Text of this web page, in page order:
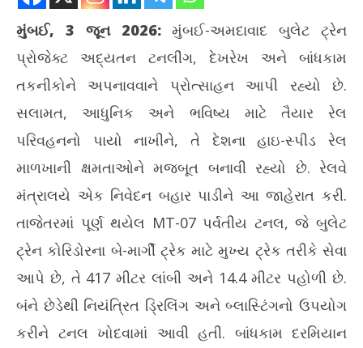
NOW VIEWING
બુલેટ ટ્રેન પ્રોજેક્ટ: મહારાષ્ટ્રમાં ત્રીજી પર્વતીય ટનલનું બાંધકામ પૂર્ણ
June
3,
2026
મુંબઈ, 3 જૂન 2026:મુંબઈ-અમદાવાદ બુલેટ ટ્રેન
પ્રોજેક્ટ અદ્યતન ટનલીંગ, દેખરેખ અને બાંધકામ
તકનીકોને અપનાવવાને પ્રોત્સાહન આપી રહ્યો છે.
સલામત, આધુનિક અને ભવિષ્ય માટે તૈયાર રેલ
પરિવહનનો પાયો નાખીને, તે દેશના હાઇ-સ્પીડ રેલ
માળખાની ક્ષમતાઓને મજબૂત બનાવી રહ્યો છે. રેલવે
મંત્રાલયે એક નિવેદન બહાર પાડીને આ જાહેરાત કરી.
તાજેતરમાં પૂર્ણ થયેલ MT-07 પર્વતીય ટનલ, જે બુલેટ
ટ્રેન કોરિડોરના બે-માર્ગી ટ્રેક માટે મુખ્ય ટ્રેક તરીકે સેવા
આપે છે, તે 417 મીટર લાંબી અને 14.4 મીટર પહોળી છે.
બંને છેડેથી નિયંત્રિત ડ્રિલિંગ અને બ્લાસ્ટિંગનો ઉપયોગ
કરીને ટનલ ખોદવામાં આવી હતી. બાંધકામ દરમિયાન